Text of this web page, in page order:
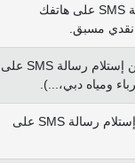
: ستمكنك هذه الخاصية من إستلام رسالة SMS على هاتفك
نقدي مسبق.
: ستمكنك هذه الخاصية من إستلام رسالة SMS على
ومياه دبي،...).
: ستمكنك هذه الخاصية من إستلام رسالة SMS على